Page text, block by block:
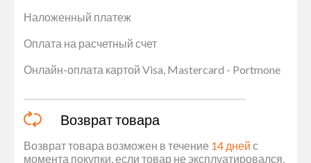
Наложенный платеж
Оплата на расчетный счет
Онлайн-оплата картой Visa, Mastercard - Portmone
Возврат товара
Возврат товара возможен в течение 14 дней с
момента покупки, если товар не эксплуатировался,